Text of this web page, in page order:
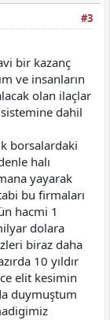
#3
bir kazanç
ve insanların
olan ilaçlar
dahil
borsalardaki
halı
yayarak
bu firmaları
hacmi 1
dolara
biraz daha
10 yıldır
elit kesimin
duymuştum